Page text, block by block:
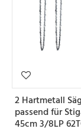
2 Hartmetall
passend für
45cm 3/8LP